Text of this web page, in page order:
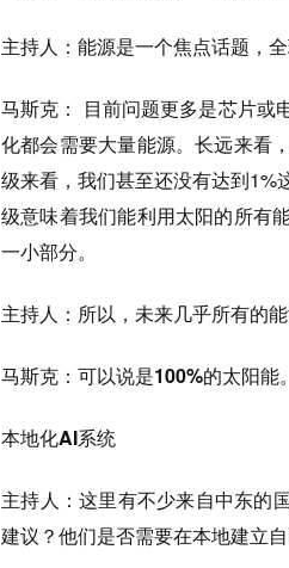
主持人： 能源是一个焦点话题，
马斯克：
目前问题更多是芯片或
化都会需要大量能源。长远来看
级来看，我们甚至还没有达到1%
级意味着我们能利用太阳的所有
一小部分。
主持人： 所以，未来几乎所有的
马斯克： 可以说是100%的太阳能。
本地化AI系统
主持人： 这里有不少来自中东的
建议？他们是否需要在本地建立